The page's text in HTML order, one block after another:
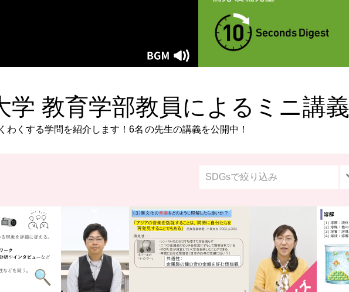
学 教育学部教員によるミニ講義
わくする学問を紹介します！ 6名 の先生の講義を公開中！
SDGsで絞り込み